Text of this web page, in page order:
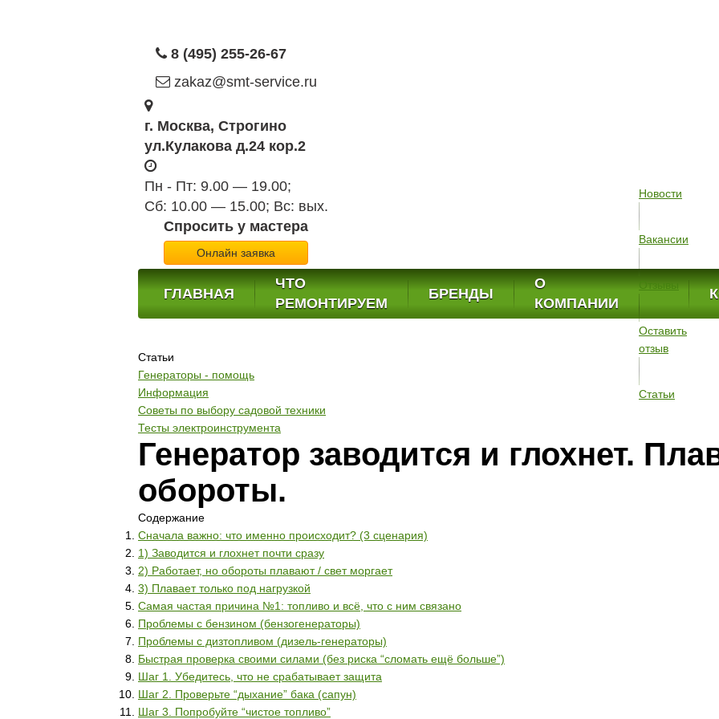
8 (495) 255-26-67
zakaz@smt-service.ru
г. Москва, Строгино
ул.Кулакова д.24 кор.2
Пн - Пт: 9.00 — 19.00;
Сб: 10.00 — 15.00; Вс: вых.
Спросить у мастера
Онлайн заявка
ГЛАВНАЯ
ЧТО
РЕМОНТИРУЕМ
БРЕНДЫ
О
КОМПАНИИ
Новости
Вакансии
Отзывы
Оставить
отзыв
Статьи
Статьи
Генераторы - помощь
Информация
Советы по выбору садовой техники
Тесты электроинструмента
Генератор заводится и глохнет.
обороты.
Содержание
Сначала важно: что именно происходит? (3 сценария)
1) Заводится и глохнет почти сразу
2) Работает, но обороты плавают / свет моргает
3) Плавает только под нагрузкой
Самая частая причина №1: топливо и всё, что с ним связано
Проблемы с бензином (бензогенераторы)
Проблемы с дизтопливом (дизель-генераторы)
Быстрая проверка своими силами (без риска “сломать ещё больше”)
Шаг 1. Убедитесь, что не срабатывает защита
Шаг 2. Проверьте “дыхание” бака (сапун)
Шаг 3. Попробуйте “чистое топливо”